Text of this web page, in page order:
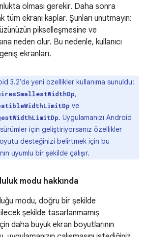
olması gerekir. Daha sonra
tüm ekranı kaplar. Şunları unutmayın:
pikselleşmesine ve
neden olur. Bu nedenle, kullanıcı
ekranları.
3.2'de yeni özellikler kullanıma sunuldu:
,
ve
. Uygulamanızı Android
için geliştiriyorsanız özellikler
desteğinizi belirtmek için bu
uyumlu bir şekilde çalışır.
modu hakkında
modu, doğru bir şekilde
şekilde tasarlanmamış
daha büyük ekran boyutlarının